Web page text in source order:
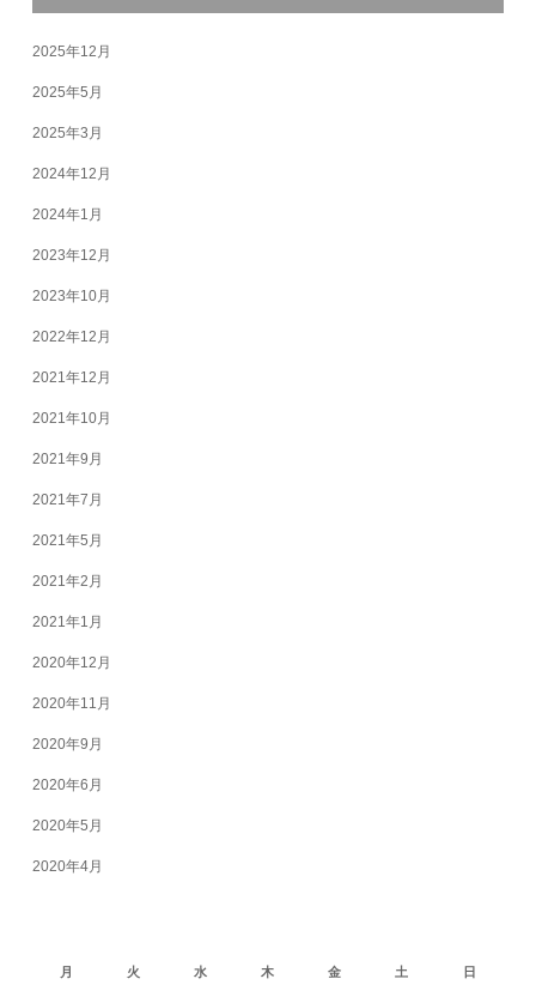
2025年12月
2025年5月
2025年3月
2024年12月
2024年1月
2023年12月
2023年10月
2022年12月
2021年12月
2021年10月
2021年9月
2021年7月
2021年5月
2021年2月
2021年1月
2020年12月
2020年11月
2020年9月
2020年6月
2020年5月
2020年4月
月
火 水 木 金 土 日